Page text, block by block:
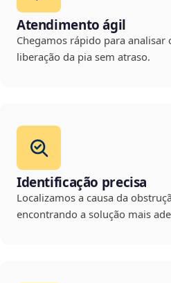
Atendimento ágil
Chegamos rápido para
liberação da pia sem atraso.
Identificação precisa
Localizamos a causa da
encontrando a solução mais